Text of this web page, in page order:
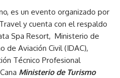
es un evento organizado por
y cuenta con el respaldo
Spa Resort, Ministerio de
de Aviación Civil (IDAC),
Técnico Profesional
Ministerio de Turismo